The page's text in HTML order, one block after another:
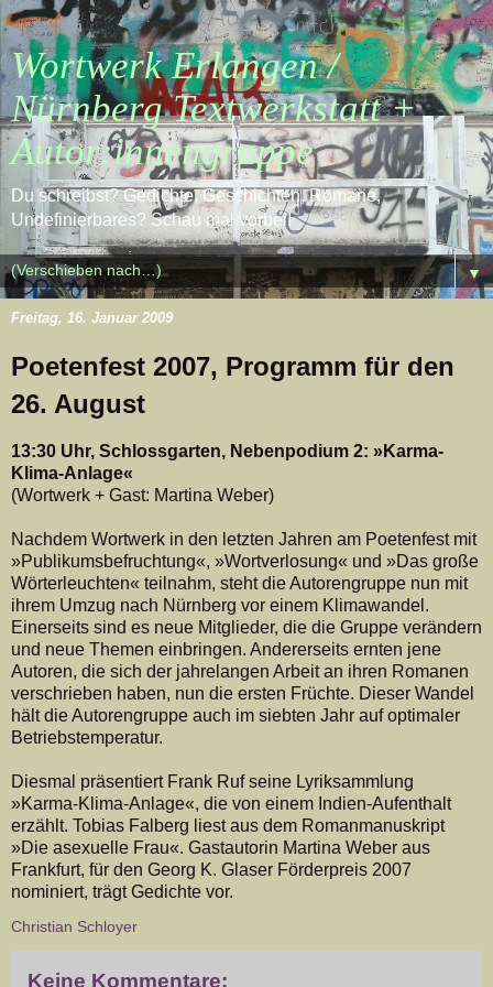
Wortwerk Erlangen /
Nürnberg Textwerkstatt +
Autor:innengruppe
Du schreibst? Gedichte, Geschichten, Romane,
Undefinierbares? Schau mal vorbei!
▼
Freitag, 16. Januar 2009
Poetenfest 2007, Programm für den
26. August
13:30 Uhr, Schlossgarten, Nebenpodium 2: »Karma-
Klima-Anlage«
(Wortwerk + Gast: Martina Weber)
Nachdem Wortwerk in den letzten Jahren am Poetenfest mit
»Publikumsbefruchtung«, »Wortverlosung« und »Das große
Wörterleuchten« teilnahm, steht die Autorengruppe nun mit
ihrem Umzug nach Nürnberg vor einem Klimawandel.
Einerseits sind es neue Mitglieder, die die Gruppe verändern
und neue Themen einbringen. Andererseits ernten jene
Autoren, die sich der jahrelangen Arbeit an ihren Romanen
verschrieben haben, nun die ersten Früchte. Dieser Wandel
hält die Autorengruppe auch im siebten Jahr auf optimaler
Betriebstemperatur.
Diesmal präsentiert Frank Ruf seine Lyriksammlung
»Karma-Klima-Anlage«, die von einem Indien-Aufenthalt
erzählt. Tobias Falberg liest aus dem Romanmanuskript
»Die asexuelle Frau«. Gastautorin Martina Weber aus
Frankfurt, für den Georg K. Glaser Förderpreis 2007
nominiert, trägt Gedichte vor.
Christian Schloyer
Keine Kommentare: